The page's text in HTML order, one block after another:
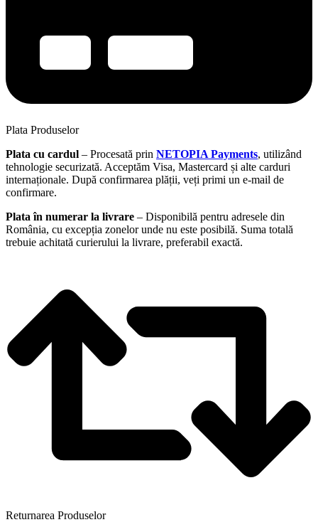
Plata Produselor
Plata cu cardul – Procesată prin NETOPIA Payments, utilizând
tehnologie securizată. Acceptăm Visa, Mastercard și alte carduri
internaționale. După confirmarea plății, veți primi un e-mail de
confirmare.
Plata în numerar la livrare – Disponibilă pentru adresele din
România, cu excepția zonelor unde nu este posibilă. Suma totală
trebuie achitată curierului la livrare, preferabil exactă.
Returnarea Produselor